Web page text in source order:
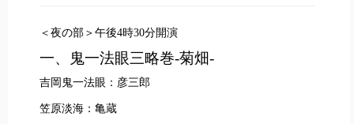
＜夜の部＞午後4時30分開演
一、鬼一法眼三略巻-菊畑-
吉岡鬼一法眼：彦三郎
笠原淡海：亀蔵